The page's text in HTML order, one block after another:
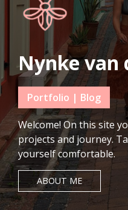
Nynke van
Portfolio | Blog
Welcome! On this site
projects and journey.
yourself comfortable.
ABOUT ME